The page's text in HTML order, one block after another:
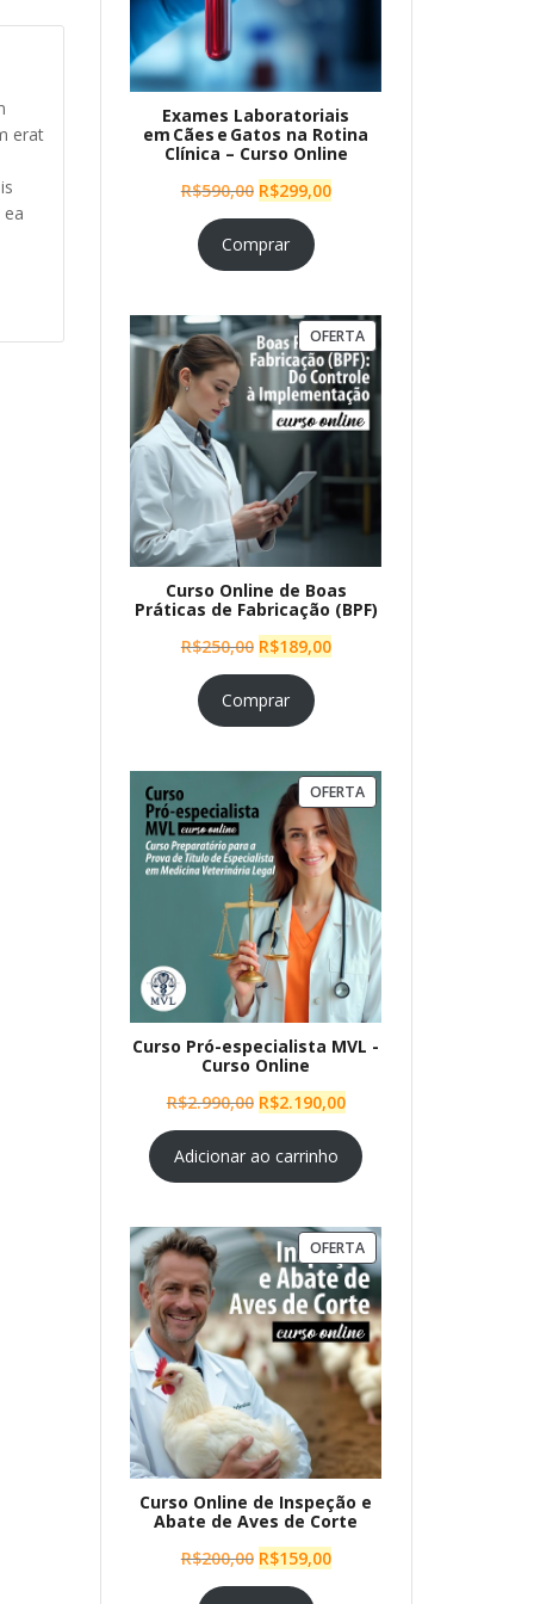
erat
Exames Laboratoriais
em Cães e Gatos na Rotina
Clínica – Curso Online
R$590,00 O
preço
original
era:
R$299,00O
Comprar
OFERTAPRODUTO
EM
PROMOÇÃO
Curso Online de Boas
Práticas de Fabricação (BPF)
R$250,00 O
preço
original
era:
R$189,00O
Comprar
OFERTAPRODUTO
EM
Curso Pró-especialista MVL -
Curso Online
R$2.990,00 O
preço
original
era:
R$2.190,00O
preço
atual
é:
Adicionar ao carrinho
OFERTAPRODUTO
EM
PROMOÇÃO
Curso Online de Inspeção e
Abate de Aves de Corte
R$200,00 O
preço
R$159,00O